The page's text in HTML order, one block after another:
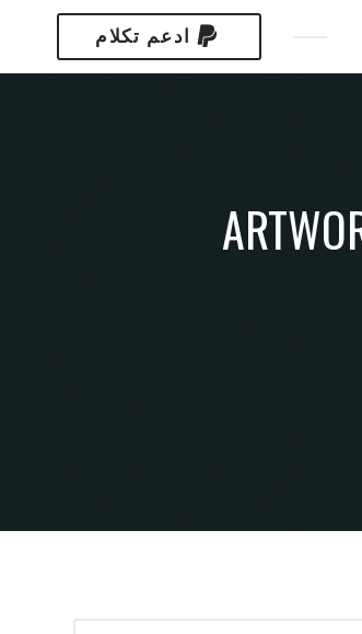
ادعم تكلام